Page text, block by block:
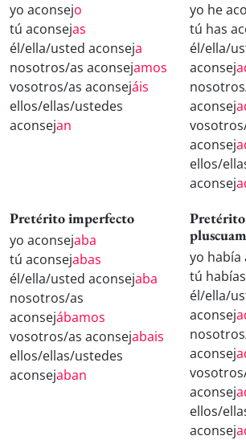
yo aconsejo
tú aconsejas
él/ella/usted aconseja
nosotros/as aconsejamos
vosotros/as aconsejáis
ellos/ellas/ustedes
aconsejan
yo he
tú has
él/ella/
aconsej
aconsej
aconsej
ellos/
aconsej
Pretérito imperfecto
yo aconsejaba
tú aconsejabas
él/ella/usted aconsejaba
nosotros/as
aconsejábamos
vosotros/as aconsejabais
ellos/ellas/ustedes
aconsejaban
Pretérito
yo había
tú
él/ella/
aconsej
aconsej
aconsej
ellos/
aconsej